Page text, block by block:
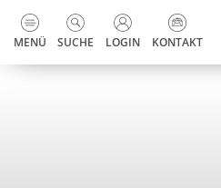
zur Startseite
Direkt zur
Direkt zum Inhalt
Direkt zur Suche
Direkt zum
MENÜ SUCHE LOGIN KONTAKT